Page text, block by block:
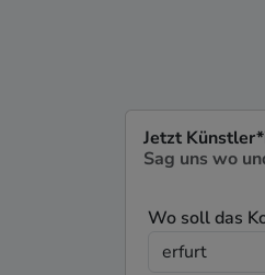
Jetzt
Sag uns wo
Wo soll das